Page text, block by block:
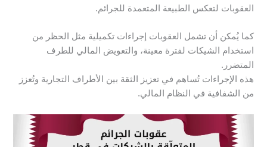
العقوبات لتعكس الطبيعة المتعمدة للجرائم.
كما يُمكن أن تشمل العقوبات إجراءات تكميلية مثل الحظر من
استخدام الشيكات لفترة معينة، والتعويض المالي للطرف
المتضرر.
هذه الإجراءات تُساهم في تعزيز الثقة بين الأطراف التجارية وتُعزز
من الشفافية في النظام المالي.